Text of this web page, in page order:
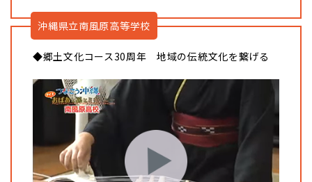
沖縄県立南風原高等学校
◆郷土文化コース30周年 地域の伝統文化を繋げる